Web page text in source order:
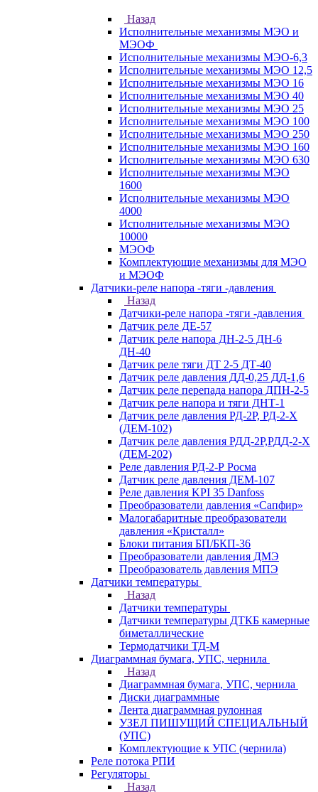
Назад
Исполнительные механизмы МЭО и
МЭОФ
Исполнительные механизмы МЭО-6,3
Исполнительные механизмы МЭО 12,5
Исполнительные механизмы МЭО 16
Исполнительные механизмы МЭО 40
Исполнительные механизмы МЭО 25
Исполнительные механизмы МЭО 100
Исполнительные механизмы МЭО 250
Исполнительные механизмы МЭО 160
Исполнительные механизмы МЭО 630
Исполнительные механизмы МЭО
1600
Исполнительные механизмы МЭО
4000
Исполнительные механизмы МЭО
10000
МЭОФ
Комплектующие механизмы для МЭО
и МЭОФ
Датчики-реле напора -тяги -давления
Назад
Датчики-реле напора -тяги -давления
Датчик реле ДЕ-57
Датчик реле напора ДН-2-5 ДН-6
ДН-40
Датчик реле тяги ДТ 2-5 ДТ-40
Датчик реле давления ДД-0,25 ДД-1,6
Датчик реле перепада напора ДПН-2-5
Датчик реле напора и тяги ДНТ-1
Датчик реле давления РД-2Р, РД-2-Х
(ДЕМ-102)
Датчик реле давления РДД-2Р,РДД-2-Х
(ДЕМ-202)
Реле давления РД-2-Р Росма
Датчик реле давления ДЕМ-107
Реле давления KPI 35 Danfoss
Преобразователи давления «Сапфир»
Малогабаритные преобразователи
давления «Кристалл»
Блоки питания БП/БКП-36
Преобразователи давления ДМЭ
Преобразователь давления МПЭ
Датчики температуры
Назад
Датчики температуры
Датчики температуры ДТКБ камерные
биметаллические
Термодатчики ТД-М
Диаграммная бумага, УПС, чернила
Назад
Диаграммная бумага, УПС, чернила
Диски диаграммные
Лента диаграммная рулонная
УЗЕЛ ПИШУЩИЙ СПЕЦИАЛЬНЫЙ
(УПС)
Комплектующие к УПС (чернила)
Реле потока РПИ
Регуляторы
Назад